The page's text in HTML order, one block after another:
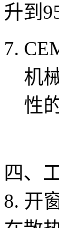
升到
机
性
四、
8. 开